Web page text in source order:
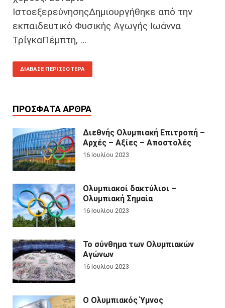
ΙστοεξερεύνησηςΔημιουργήθηκε από την
εκπαιδευτικό Φυσικής Αγωγής Ιωάννα
ΤρίγκαΠέμπτη, …
ΔΙΆΒΑΣΕ ΠΕΡΙΣΣΌΤΕΡΑ
ΠΡΌΣΦΑΤΑ ΆΡΘΡΑ
Διεθνής Ολυμπιακή Επιτροπή –
Αρχές – Αξίες – Αποστολές
16 Ιουλίου 2023
Ολυμπιακοί δακτύλιοι –
Ολυμπιακή Σημαία
16 Ιουλίου 2023
Το σύνθημα των Ολυμπιακών
Αγώνων
16 Ιουλίου 2023
Ο Ολυμπιακός Ύμνος